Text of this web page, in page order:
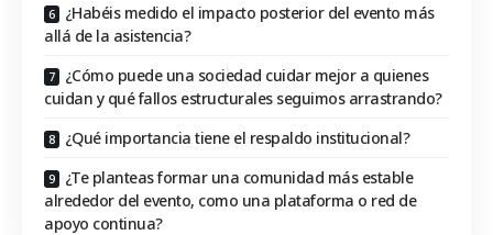
¿Habéis medido el impacto posterior del evento más
allá de la asistencia?
¿Cómo puede una sociedad cuidar mejor a quienes
cuidan y qué fallos estructurales seguimos arrastrando?
¿Qué importancia tiene el respaldo institucional?
¿Te planteas formar una comunidad más estable
alrededor del evento, como una plataforma o red de
apoyo continua?